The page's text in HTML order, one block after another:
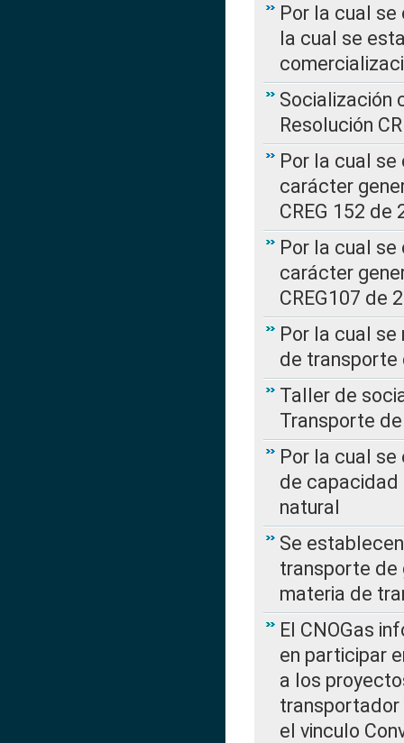
Por la cual se
la cual se
Socialización
Resolución
Por la cual
carácter
CREG 152 de
Por la cual
carácter
CREG107 de
Por la cual
de transporte
Taller de
Transporte
Por la cual
de capacidad
natural
Se
transporte de
materia de
El CNOGas
en participar
a los
transportador
el vinculo